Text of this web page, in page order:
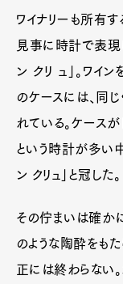
ワイナリーも所有
見事に時計で表現
ン クリ ュ」。ワイ
のケースには、同
れている。ケース
という時計が多い
ン クリュ」と冠した。
その佇まいは確か
のような陶酔をも
正には終わらない。